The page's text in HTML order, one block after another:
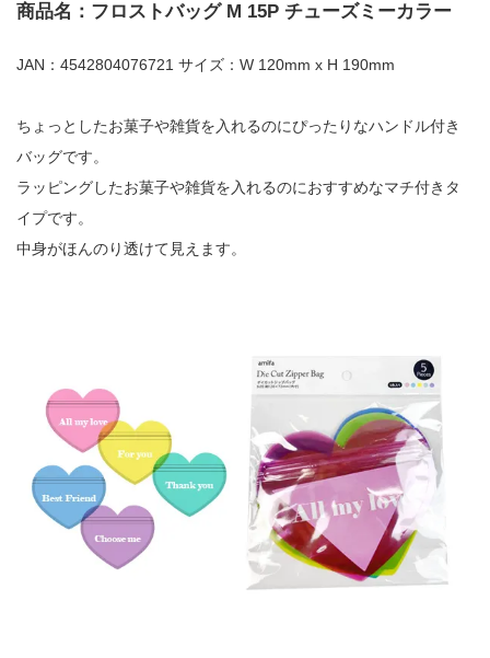
商品名：フロストバッグ M 15P チューズミーカラー
JAN：4542804076721 サイズ：W 120mm x H 190mm
ちょっとしたお菓子や雑貨を入れるのにぴったりなハンドル付き
バッグです。
ラッピングしたお菓子や雑貨を入れるのにおすすめなマチ付きタ
イプです。
中身がほんのり透けて見えます。